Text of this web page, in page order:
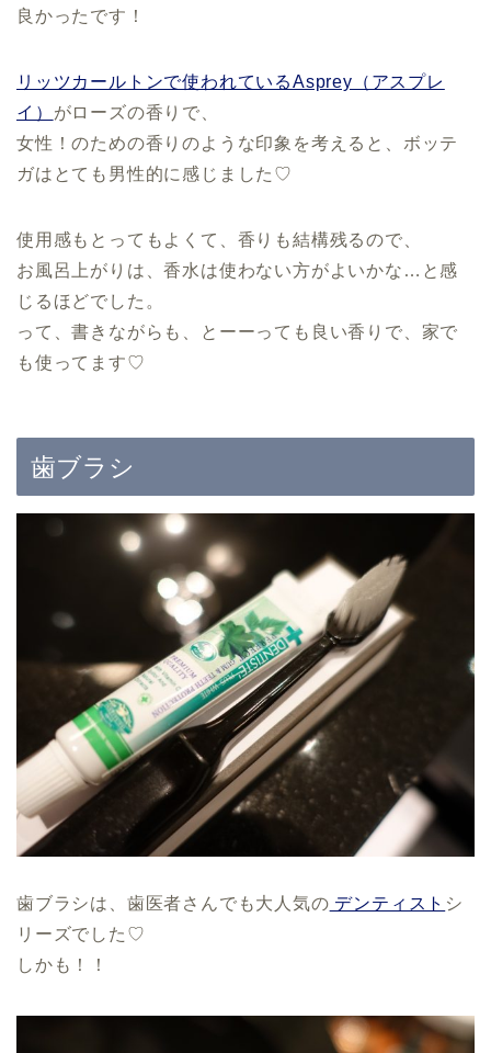
良かったです！
リッツカールトンで使われているAsprey（アスプレ
イ） がローズの香りで、
女性！のための香りのような印象を考えると、ボッテ
ガはとても男性的に感じました♡
使用感もとってもよくて、香りも結構残るので、
お風呂上がりは、香水は使わない方がよいかな…と感
じるほどでした。
って、書きながらも、とーーっても良い香りで、家で
も使ってます♡
歯ブラシ
歯ブラシは、歯医者さんでも大人気の デンティスト シ
リーズでした♡
しかも！！